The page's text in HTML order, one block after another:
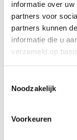
informatie over
partners voor
partners kunnen
informatie die u
verzameld op
Noodzakelijk
Voorkeuren
Adres
Heerenland 6162
Zaterdag 23 mei
Rondleiding,